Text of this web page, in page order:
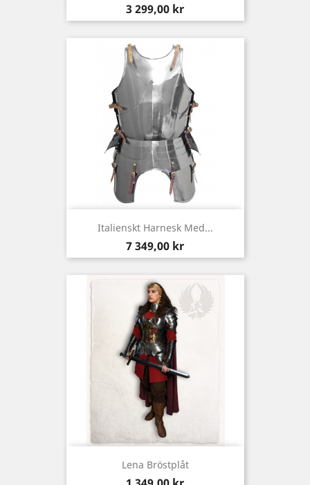
Pris
3 299,00 kr
Italienskt Harnesk Med...
Pris
7 349,00 kr
Lena Bröstplåt